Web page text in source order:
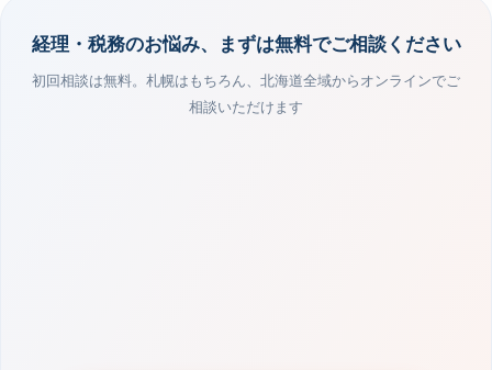
経理・税務のお悩み、まずは無料でご相談ください
初回相談は無料。札幌はもちろん、北海道全域からオンラインでご
相談いただけます